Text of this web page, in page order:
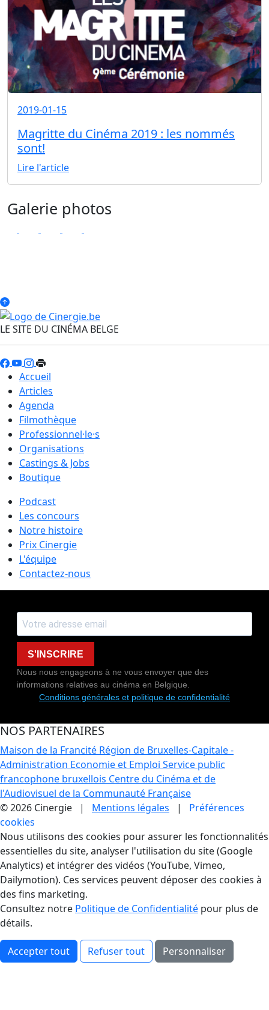
2019-01-15
Magritte du Cinéma 2019 : les nommés
sont!
Lire l'article
Galerie photos
LE SITE DU CINÉMA BELGE
Accueil
Articles
Agenda
Filmothèque
Professionnel·le·s
Organisations
Castings & Jobs
Boutique
Podcast
Les concours
Notre histoire
Prix Cinergie
L'équipe
Contactez-nous
S'INSCRIRE
Nous nous engageons à ne vous envoyer que des
informations relatives au cinéma en Belgique.
Conditions générales et politique de confidentialité
NOS PARTENAIRES
Maison de la Francité Région de Bruxelles-Capitale -
Administration Economie et Emploi Service public
francophone bruxellois Centre du Cinéma et de
l'Audiovisuel de la Communauté Française
© 2026 Cinergie | Mentions légales | Préférences
cookies
Gestion des Cookies
Nous utilisons des cookies pour assurer les fonctionnalités
essentielles du site, analyser l'utilisation du site (Google
Analytics) et intégrer des vidéos (YouTube, Vimeo,
Dailymotion). Ces services peuvent déposer des cookies à
des fins marketing.
Consultez notre Politique de Confidentialité pour plus de
détails.
Accepter tout Refuser tout Personnaliser